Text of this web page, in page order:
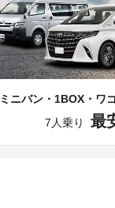
ニバン・1BOX・ワ
7人乗り
最